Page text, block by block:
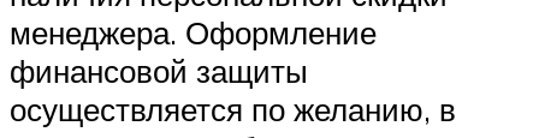
менеджера. Оформление
финансовой защиты
осуществляется по желанию, в